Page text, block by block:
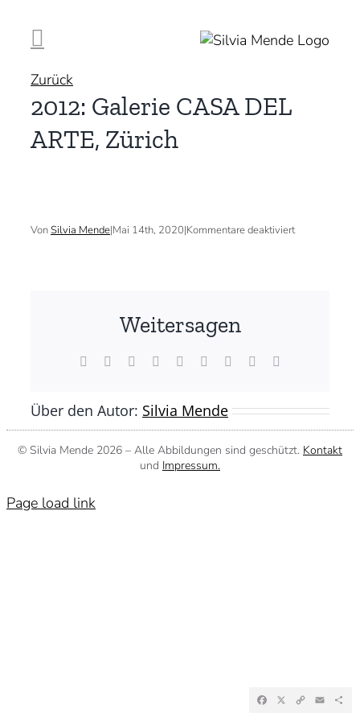
Inhalt
springen
Zurück
2012: Galerie CASA DEL
ARTE, Zürich
VonSilvia Mende|Mai 14th, 2020|Kommentare deaktiviertfür
Weitersagen
Facebook Reddit LinkedInWhatsApp
TumblrPinterest
Über den Autor: Silvia Mende
© Silvia Mende 2026 – Alle Abbildungen sind geschützt. Kontakt
und Impressum.
Page load link
Facebook
X CopyEmail